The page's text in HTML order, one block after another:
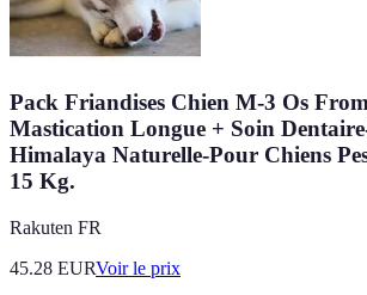
Pack Friandises Chien M-3 Os
Mastication Longue + Soin
Himalaya Naturelle-Pour Chiens
15 Kg.
Rakuten FR
45.28 EURVoir le prix